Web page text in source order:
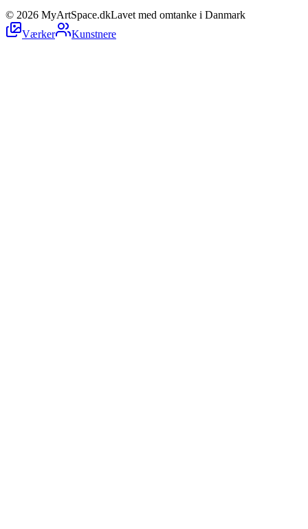
© 2026 MyArtSpace.dkLavet med omtanke i Danmark
Værker
Kunstnere